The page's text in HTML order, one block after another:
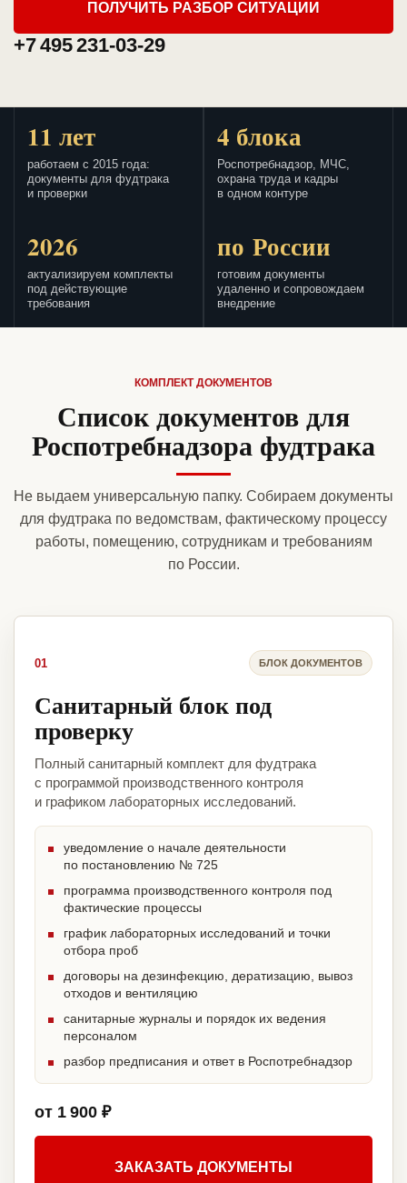
ПОЛУЧИТЬ РАЗБОР СИТУАЦИИ
+7 495 231-03-29
11 лет
работаем с 2015 года:
документы для фудтрака
и проверки
4 блока
Роспотребнадзор, МЧС,
охрана труда и кадры
в одном контуре
2026
актуализируем комплекты
под действующие
требования
по России
готовим документы
удаленно и сопровождаем
внедрение
КОМПЛЕКТ ДОКУМЕНТОВ
Список документов для
Роспотребнадзора фудтрака
Не выдаем универсальную папку. Собираем документы
для фудтрака по ведомствам, фактическому процессу
работы, помещению, сотрудникам и требованиям
по России.
01 БЛОК ДОКУМЕНТОВ
Санитарный блок под
проверку
Полный санитарный комплект для фудтрака
с программой производственного контроля
и графиком лабораторных исследований.
уведомление о начале деятельности
по постановлению № 725
программа производственного контроля под
фактические процессы
график лабораторных исследований и точки
отбора проб
договоры на дезинфекцию, дератизацию, вывоз
отходов и вентиляцию
санитарные журналы и порядок их ведения
персоналом
разбор предписания и ответ в Роспотребнадзор
от 1 900 ₽
ЗАКАЗАТЬ ДОКУМЕНТЫ